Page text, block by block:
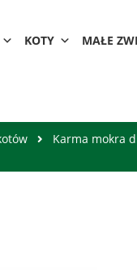
KOTY MAŁE
Karma mokra